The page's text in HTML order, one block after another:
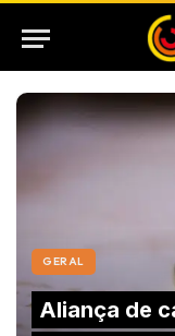
GERAL
Aliança de